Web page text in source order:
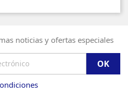
noticias y ofertas especiales